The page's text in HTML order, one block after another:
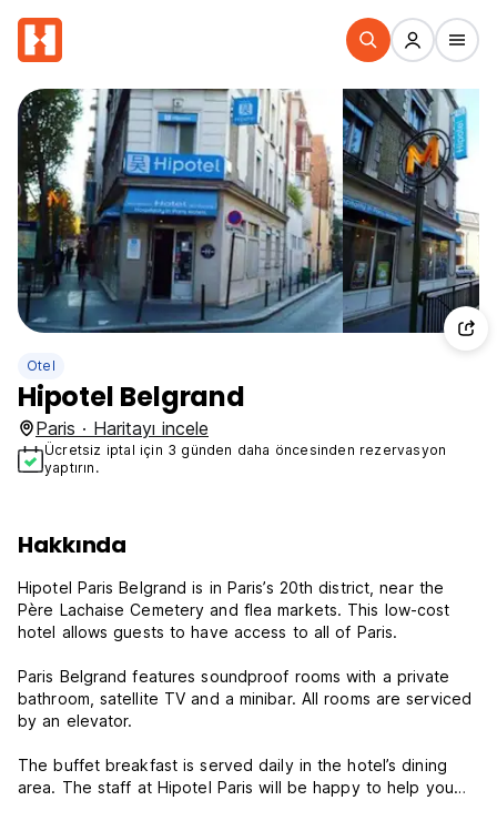
Otel
Hipotel Belgrand
Paris · Haritayı incele
Ücretsiz iptal için 3 günden daha öncesinden rezervasyon
yaptırın.
Hakkında
Hipotel Paris Belgrand is in Paris’s 20th district, near the
Père Lachaise Cemetery and flea markets. This low-cost
hotel allows guests to have access to all of Paris.
Paris Belgrand features soundproof rooms with a private
bathroom, satellite TV and a minibar. All rooms are serviced
by an elevator.
The buffet breakfast is served daily in the hotel’s dining
area. The staff at Hipotel Paris will be happy to help you